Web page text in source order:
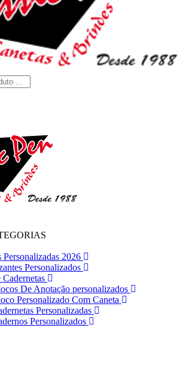
Personalizadas 2026
Personalizados
De Anotação personalizados
Personalizado Com Caneta
Personalizadas
Personalizados